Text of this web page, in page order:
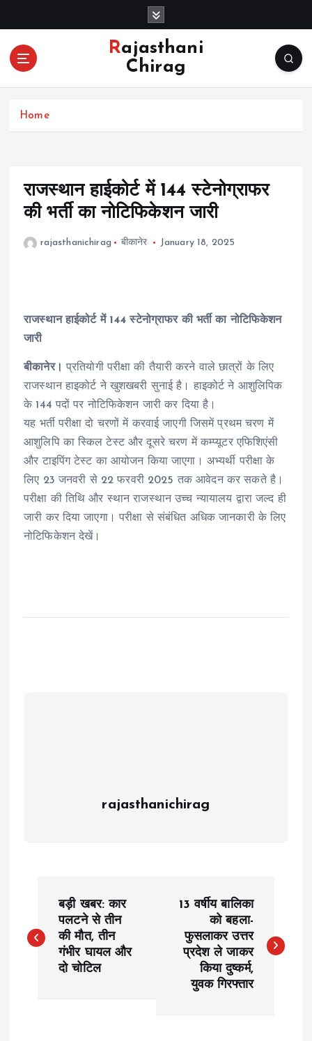
o
Rajasthani
Chirag
Home
राजस्थान हाईकोर्ट में 144 स्टेनोग्राफर
की भर्ती का नोटिफिकेशन जारी
rajasthanichirag बीकानेर January 18, 2025
राजस्थान हाईकोर्ट में 144 स्टेनोग्राफर की भर्ती का नोटिफिकेशन
जारी
बीकानेर। प्रतियोगी परीक्षा की तैयारी करने वाले छात्रों के लिए
राजस्थान हाइकोर्ट ने खुशखबरी सुनाई है। हाइकोर्ट ने आशुलिपिक
के 144 पदों पर नोटिफिकेशन जारी कर दिया है।
यह भर्ती परीक्षा दो चरणों में करवाई जाएगी जिसमें प्रथम चरण में
आशुलिपि का स्किल टेस्ट और दूसरे चरण में कम्प्यूटर एफिशिएंसी
और टाइपिंग टेस्ट का आयोजन किया जाएगा। अभ्यर्थी परीक्षा के
लिए 23 जनवरी से 22 फरवरी 2025 तक आवेदन कर सकते है।
परीक्षा की तिथि और स्थान राजस्थान उच्च न्यायालय द्वारा जल्द ही
जारी कर दिया जाएगा। परीक्षा से संबंधित अधिक जानकारी के लिए
नोटिफिकेशन देखें।
rajasthanichirag
o
बड़ी खबर: कार
पलटने से तीन
की मौत, तीन
गंभीर घायल और
दो चोटिल
13 वर्षीय बालिका
को बहला-
फुसलाकर उत्तर
प्रदेश ले जाकर
किया दुष्कर्म,
युवक गिरफ्तार